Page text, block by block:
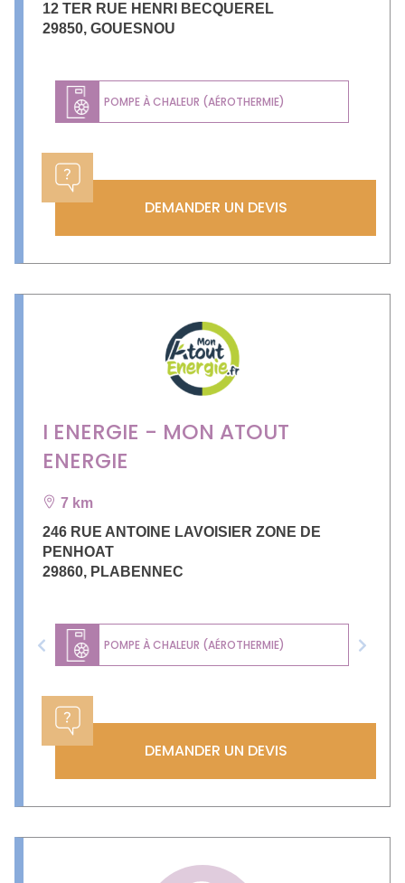
12 TER RUE HENRI BECQUEREL
29850, GOUESNOU
POMPE À CHALEUR (AÉROTHERMIE)
DEMANDER UN DEVIS
I ENERGIE - MON ATOUT
ENERGIE
7 km
246 RUE ANTOINE LAVOISIER ZONE DE
PENHOAT
29860, PLABENNEC
POMPE À CHALEUR (AÉROTHERMIE)
Previous Next
DEMANDER UN DEVIS